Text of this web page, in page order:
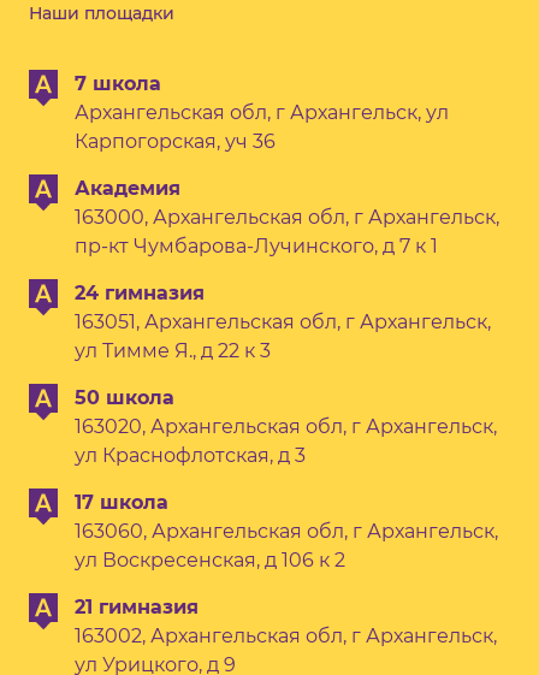
Наши площадки
7 школа
Архангельская обл, г Архангельск, ул
Карпогорская, уч 36
Академия
163000, Архангельская обл, г Архангельск,
пр-кт Чумбарова-Лучинского, д 7 к 1
24 гимназия
163051, Архангельская обл, г Архангельск,
ул Тимме Я., д 22 к 3
50 школа
163020, Архангельская обл, г Архангельск,
ул Краснофлотская, д 3
17 школа
163060, Архангельская обл, г Архангельск,
ул Воскресенская, д 106 к 2
21 гимназия
163002, Архангельская обл, г Архангельск,
ул Урицкого, д 9